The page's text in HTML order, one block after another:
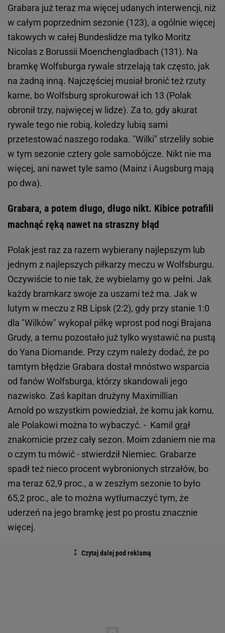
Grabara już teraz ma więcej udanych interwencji, niż
w całym poprzednim sezonie (123), a ogólnie więcej
takowych w całej Bundeslidze ma tylko Moritz
Nicolas z Borussii Moenchengladbach (131). Na
bramkę Wolfsburga rywale strzelają tak często, jak
na żadną inną. Najczęściej musiał bronić też rzuty
karne, bo Wolfsburg sprokurował ich 13 (Polak
obronił trzy, najwięcej w lidze). Za to, gdy akurat
rywale tego nie robią, koledzy lubią sami
przetestować naszego rodaka. "Wilki" strzeliły sobie
w tym sezonie cztery gole samobójcze. Nikt nie ma
więcej, ani nawet tyle samo (Mainz i Augsburg mają
po dwa).
Grabara, a potem długo, długo nikt. Kibice potrafili
machnąć ręką nawet na straszny błąd
Polak jest raz za razem wybierany najlepszym lub
jednym z najlepszych piłkarzy meczu w Wolfsburgu.
Oczywiście to nie tak, że wybielamy go w pełni. Jak
każdy bramkarz swoje za uszami też ma. Jak w
lutym w meczu z RB Lipsk (2:2), gdy przy stanie 1:0
dla "Wilków" wykopał piłkę wprost pod nogi Brajana
Grudy, a temu pozostało już tylko wystawić na pustą
do Yana Diomande. Przy czym należy dodać, że po
tamtym błędzie Grabara dostał mnóstwo wsparcia
od fanów Wolfsburga, którzy skandowali jego
nazwisko. Zaś kapitan drużyny Maximillian
Arnold po wszystkim powiedział, że komu jak komu,
ale Polakowi można to wybaczyć. - Kamil grał
znakomicie przez cały sezon. Moim zdaniem nie ma
o czym tu mówić - stwierdził Niemiec. Grabarze
spadł też nieco procent wybronionych strzałów, bo
ma teraz 62,9 proc., a w zeszłym sezonie to było
65,2 proc., ale to można wytłumaczyć tym, że
uderzeń na jego bramkę jest po prostu znacznie
więcej.